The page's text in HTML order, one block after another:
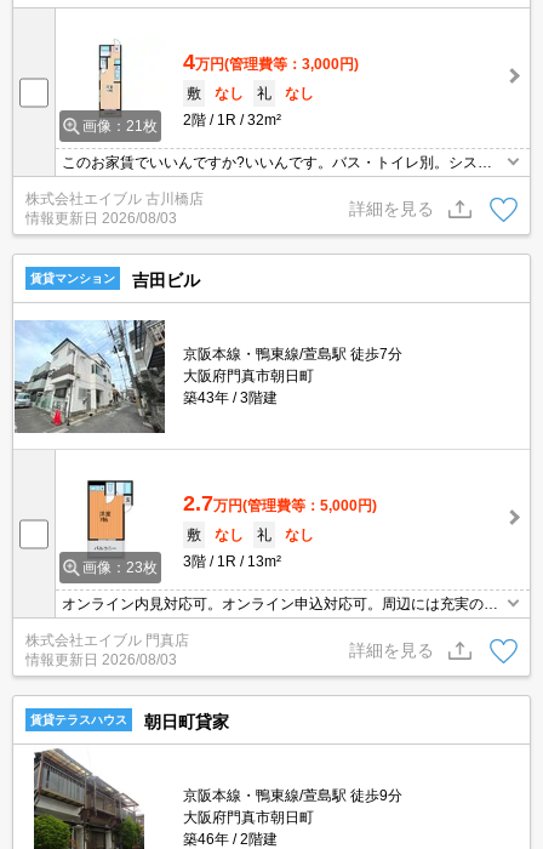
画像：21枚
4万円(管理費等：3,000円)
敷
なし 礼
なし
2階
1R 32m²
このお家賃でいいんですか?いいんです。バス・トイレ別。システ
ムキッチンをお好みの方に。温水洗浄便座付き。角部屋をお探しの
方に。室内に洗濯機置場あり。ぜひお問い合わせください!。
株式会社エイブル 古川橋店
情報更新日 2026/08/03
詳細を見る
賃貸マンション 吉田ビル
京阪本線・鴨東線/萱島駅 徒歩7分
大阪府門真市朝日町
築43年
3階建
画像：23枚
2.7万円(管理費等：5,000円)
敷
なし 礼
なし
3階
1R 13m²
オンライン内見対応可。オンライン申込対応可。周辺には充実の生
活環境。過ごしやすい生活環境が整っています。
株式会社エイブル 門真店
情報更新日 2026/08/03
詳細を見る
賃貸テラスハウス 朝日町貸家
京阪本線・鴨東線/萱島駅 徒歩9分
大阪府門真市朝日町
築46年
2階建